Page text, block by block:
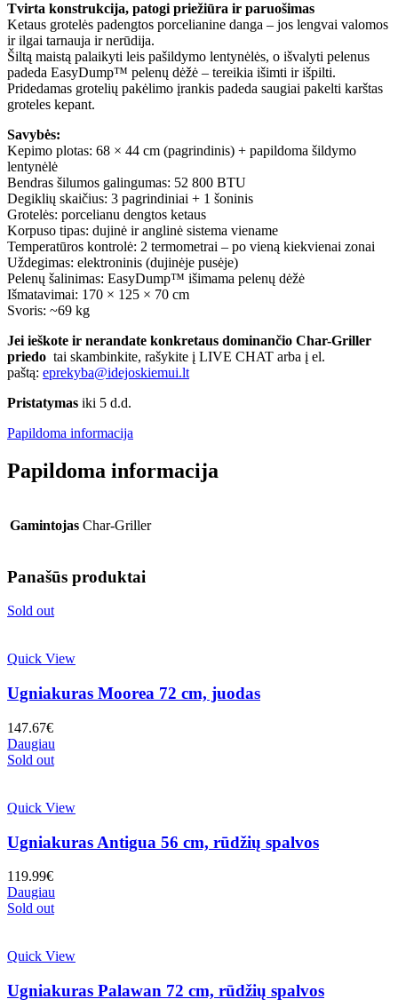
Tvirta konstrukcija, patogi priežiūra ir paruošimas
Ketaus grotelės padengtos porcelianine danga – jos lengvai valomos
ir ilgai tarnauja ir nerūdija.
Šiltą maistą palaikyti leis pašildymo lentynėlės, o išvalyti pelenus
padeda EasyDump™ pelenų dėžė – tereikia išimti ir išpilti.
Pridedamas grotelių pakėlimo įrankis padeda saugiai pakelti karštas
groteles kepant.
Savybės:
Kepimo plotas: 68 × 44 cm (pagrindinis) + papildoma šildymo
lentynėlė
Bendras šilumos galingumas: 52 800 BTU
Degiklių skaičius: 3 pagrindiniai + 1 šoninis
Grotelės: porcelianu dengtos ketaus
Korpuso tipas: dujinė ir anglinė sistema viename
Temperatūros kontrolė: 2 termometrai – po vieną kiekvienai zonai
Uždegimas: elektroninis (dujinėje pusėje)
Pelenų šalinimas: EasyDump™ išimama pelenų dėžė
Išmatavimai: 170 × 125 × 70 cm
Svoris: ~69 kg
Jei ieškote ir nerandate konkretaus dominančio Char-Griller
priedo tai skambinkite, rašykite į LIVE CHAT arba į el.
paštą: eprekyba@idejoskiemui.lt
Pristatymas iki 5 d.d.
Papildoma informacija
Papildoma informacija
Gamintojas Char-Griller
Panašūs produktai
Sold out
Quick View
Ugniakuras Moorea 72 cm, juodas
147.67€
Daugiau
Sold out
Quick View
Ugniakuras Antigua 56 cm, rūdžių spalvos
119.99€
Daugiau
Sold out
Quick View
Ugniakuras Palawan 72 cm, rūdžių spalvos